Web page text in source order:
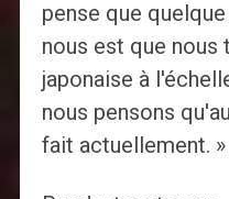
pense que
nous est que
japonaise à
nous pensons
fait actuellement. »